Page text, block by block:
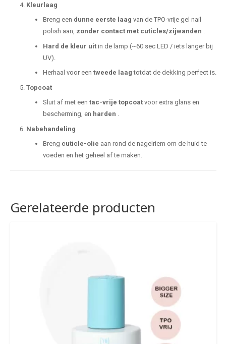
Kleurlaag
Breng een dunne eerste laag van de TPO-vrije gel nail
polish aan, zonder contact met cuticles/zijwanden .
Hard de kleur uitin de lamp (~60 sec LED / iets langer bij
UV).
Herhaal voor een tweede laag totdat de dekking perfect is.
Topcoat
Sluit af met een tac-vrije topcoatvoor extra glans en
bescherming, en harden .
Nabehandeling
Breng cuticle-olie aan rond de nagelriem om de huid te
voeden en het geheel af te maken.
Gerelateerde producten